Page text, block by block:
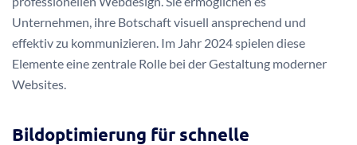
Unternehmen, ihre Botschaft visuell ansprechend und
effektiv zu kommunizieren. Im Jahr 2024 spielen diese
Elemente eine zentrale Rolle bei der Gestaltung moderner
Websites.
Bildoptimierung für schnelle